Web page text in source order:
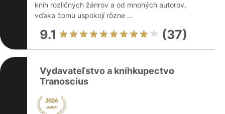
kníh rozličných žánrov a od mnohých autorov,
vďaka čomu uspokojí rôzne ...
9.1 (37)
Vydavateľstvo a kníhkupectvo
Tranoscius